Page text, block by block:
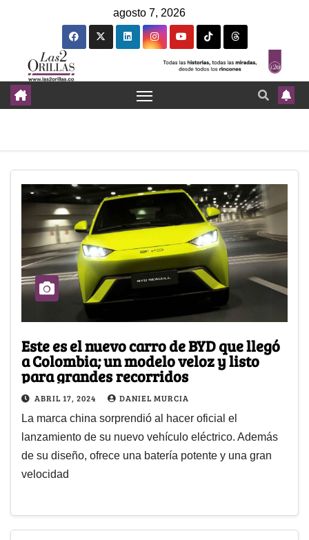
agosto 7, 2026
Este es el nuevo carro de BYD que llegó
a Colombia; un modelo veloz y listo
para grandes recorridos
ABRIL 17, 2024 DANIEL MURCIA
La marca china sorprendió al hacer oficial el
lanzamiento de su nuevo vehículo eléctrico. Además
de su diseño, ofrece una batería potente y una gran
velocidad